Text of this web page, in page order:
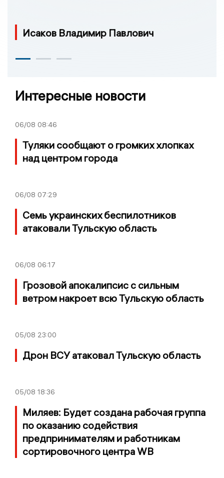
Исаков Владимир Павлович
Интересные новости
06/08 08:46
Туляки сообщают о громких хлопках
над центром города
06/08 07:29
Семь украинских беспилотников
атаковали Тульскую область
06/08 06:17
Грозовой апокалипсис с сильным
ветром накроет всю Тульскую область
05/08 23:00
Дрон ВСУ атаковал Тульскую область
05/08 18:36
Миляев: Будет создана рабочая группа
по оказанию содействия
предпринимателям и работникам
сортировочного центра WB